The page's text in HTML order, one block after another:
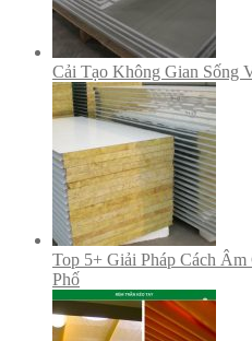
Cải Tạo Không Gian Sống
Top 5+ Giải Pháp Cách
Phố